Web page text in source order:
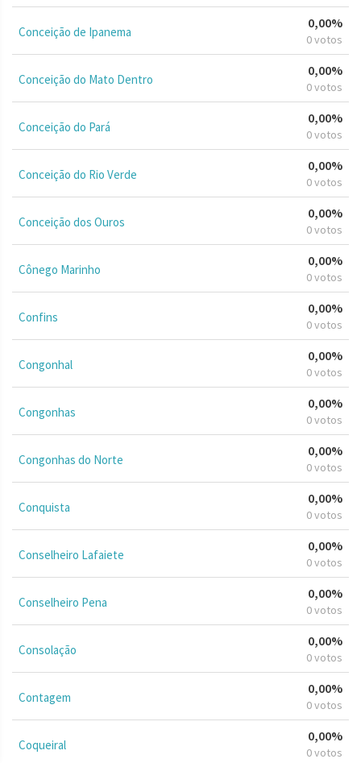
Conceição de Ipanema
0,00%
0 votos
Conceição do Mato Dentro
0,00%
0 votos
Conceição do Pará
0,00%
0 votos
Conceição do Rio Verde
0,00%
0 votos
Conceição dos Ouros
0,00%
0 votos
Cônego Marinho
0,00%
0 votos
Confins
0,00%
0 votos
Congonhal
0,00%
0 votos
Congonhas
0,00%
0 votos
Congonhas do Norte
0,00%
0 votos
Conquista
0,00%
0 votos
Conselheiro Lafaiete
0,00%
0 votos
Conselheiro Pena
0,00%
0 votos
Consolação
0,00%
0 votos
Contagem
0,00%
0 votos
Coqueiral
0,00%
0 votos